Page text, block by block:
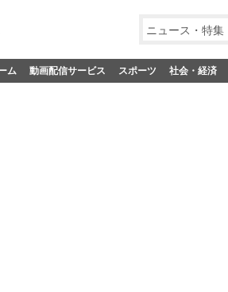
ニュース・特集
ム 動画配信サービス スポーツ 社会・経済